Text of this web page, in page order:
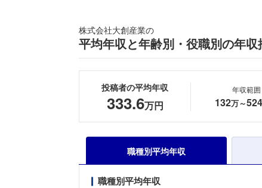
株式会社大創産業の
平均年収と年齢別・役職別の年収
投稿者の平均年収
333.6万円
年収範囲
132万～524
職種別平均年収
職種別平均年収